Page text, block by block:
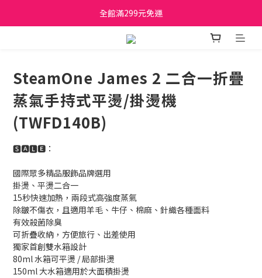
日立家電、國際牌 原廠管制價格 私訊優惠價
全館滿299元免運
日立家電、國際牌 原廠管制價格 私訊優惠價
SteamOne James 2 二合一折疊
蒸氣手持式平燙/掛燙機
(TWFD140B)
🆂🅰🅻🅴：
國際眾多精品服飾品牌選用
掛燙、平燙二合一
15秒快速加熱，兩段式高強度蒸氣
除皺不傷衣，且適用羊毛、牛仔、棉麻、針織各種面料
有效殺菌除臭
可折疊收納，方便旅行、出差使用
獨家首創雙水箱設計
80ml 水箱可平燙 / 局部掛燙
150ml 大水箱適用於大面積掛燙